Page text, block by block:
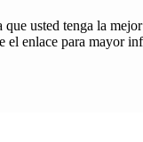
usted tenga la
el enlace para mayor